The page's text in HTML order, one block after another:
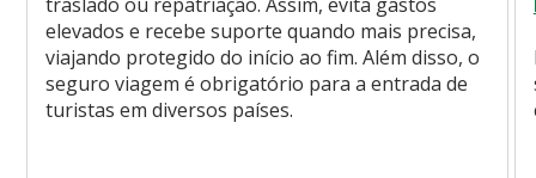
elevados e recebe suporte quando mais precisa,
viajando protegido do início ao fim. Além disso, o
seguro viagem é obrigatório para a entrada de
turistas em diversos países.